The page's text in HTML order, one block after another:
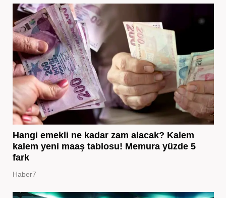
Hangi emekli ne kadar zam alacak? Kalem
kalem yeni maaş tablosu! Memura yüzde 5
fark
Haber7